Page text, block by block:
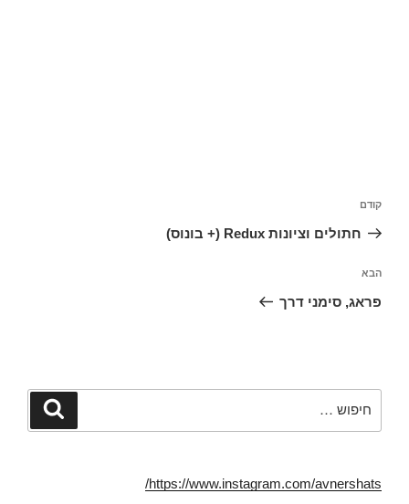
הפוסט
הקודם
קודם
חתולים וציונות Redux (+ בונוס)
הפוסט
הבא
הבא
פראג, סימני דרך
חיפוש
https://www.instagram.com/avnershats/